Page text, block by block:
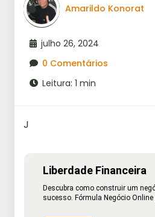
Amarildo Konorat
julho 26, 2024
0 Comentários
Leitura: 1 min
J
Liberdade Financeira
Descubra como construir um
sucesso. Fórmula Negócio